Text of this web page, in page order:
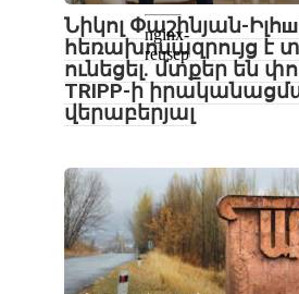
Նիկոլ Փաշինյան-
հեռախոսազրույց է
ունեցել․ մտքեր են
TRIPP-ի
վերաբերյալ